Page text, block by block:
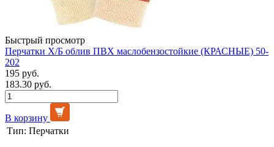
Быстрый просмотр
Перчатки Х/Б облив ПВХ маслобензостойкие (КРАСНЫЕ) 50-
202
195 руб.
183.30 руб.
В корзину
Тип: Перчатки